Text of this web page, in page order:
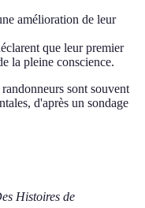
amélioration de leur
que leur premier
la pleine conscience.
sont souvent
d'après un sondage
Histoires de